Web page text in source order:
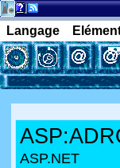
Langage
ASP.NET